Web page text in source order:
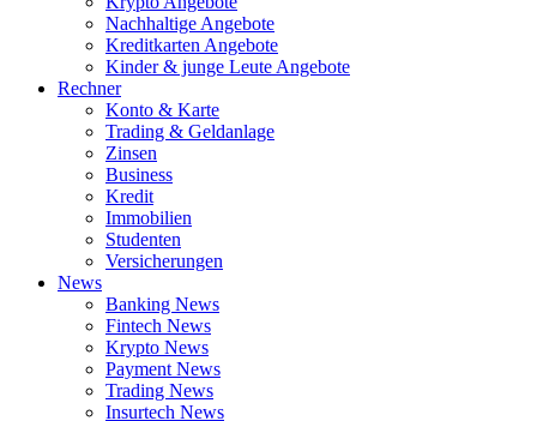
Nachhaltige Angebote
Kreditkarten Angebote
Kinder & junge Leute Angebote
Rechner
Konto & Karte
Trading & Geldanlage
Zinsen
Business
Kredit
Immobilien
Studenten
Versicherungen
News
Banking News
Fintech News
Krypto News
Payment News
Trading News
Insurtech News